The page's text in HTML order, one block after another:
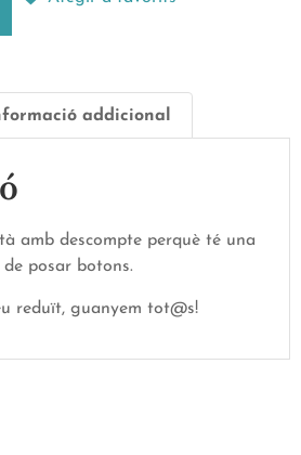
addicional
amb descompte perquè té una
posar botons.
reduït, guanyem tot@s!